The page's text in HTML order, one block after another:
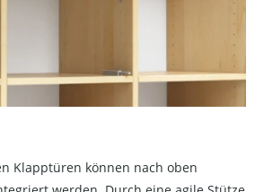
Klapptüren können nach oben